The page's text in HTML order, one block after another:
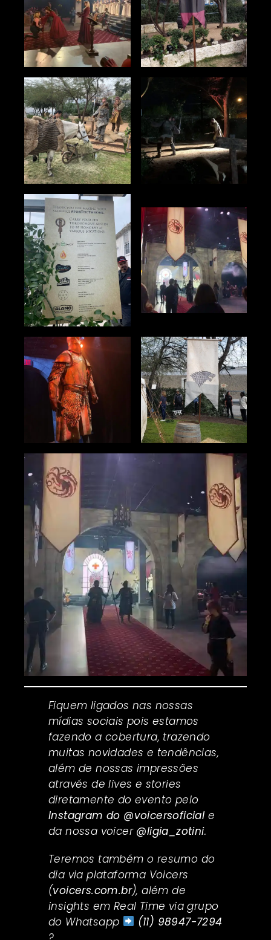
Fiquem ligados nas nossas
mídias sociais pois estamos
fazendo a cobertura, trazendo
muitas novidades e tendências,
além de nossas impressões
através de lives e stories
diretamente do evento pelo
Instagram do @voicersoficiale
da nossa voicer @ligia_zotini.
Teremos também o resumo do
dia via plataforma Voicers
(voicers.com.br), além de
insights em Real Time via grupo
do Whatsapp
(11) 98947-7294